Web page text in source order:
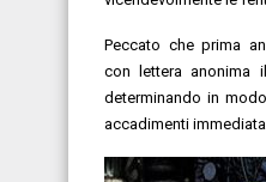
Peccato che prima
con lettera anonima
determinando in
accadimenti